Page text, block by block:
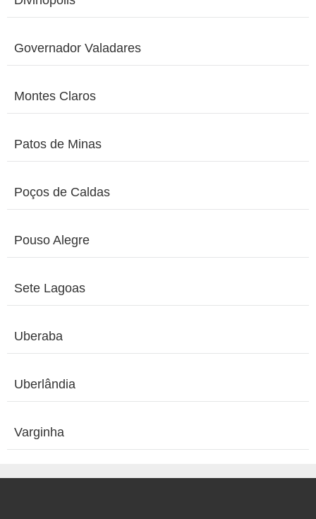
Governador Valadares
Montes Claros
Patos de Minas
Poços de Caldas
Pouso Alegre
Sete Lagoas
Uberaba
Uberlândia
Varginha